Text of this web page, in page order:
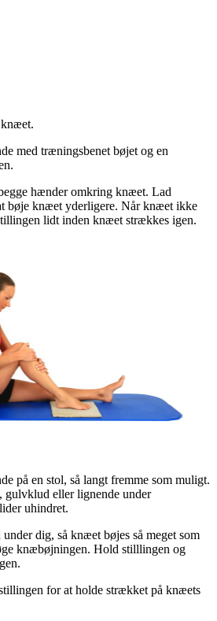
med træningsbenet bøjet og en
hænder omkring knæet. Lad
bøje knæet yderligere. Når knæet ikke
lidt inden knæet strækkes igen.
på en stol, så langt fremme som muligt.
gulvklud eller lignende under
uhindret.
dig, så knæet bøjes så meget som
knæbøjningen. Hold stilllingen og
for at holde strækket på knæets